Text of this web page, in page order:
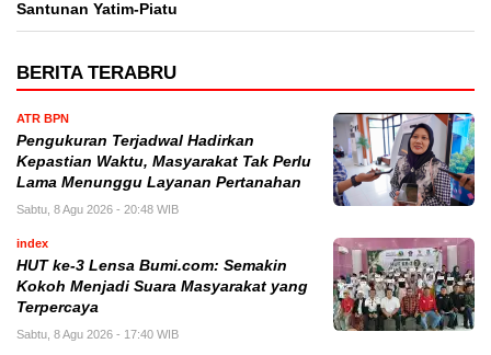
Santunan Yatim-Piatu
BERITA TERABRU
ATR BPN
Pengukuran Terjadwal Hadirkan
Kepastian Waktu, Masyarakat Tak Perlu
Lama Menunggu Layanan Pertanahan
Sabtu, 8 Agu 2026 - 20:48 WIB
index
HUT ke-3 Lensa Bumi.com: Semakin
Kokoh Menjadi Suara Masyarakat yang
Terpercaya
Sabtu, 8 Agu 2026 - 17:40 WIB